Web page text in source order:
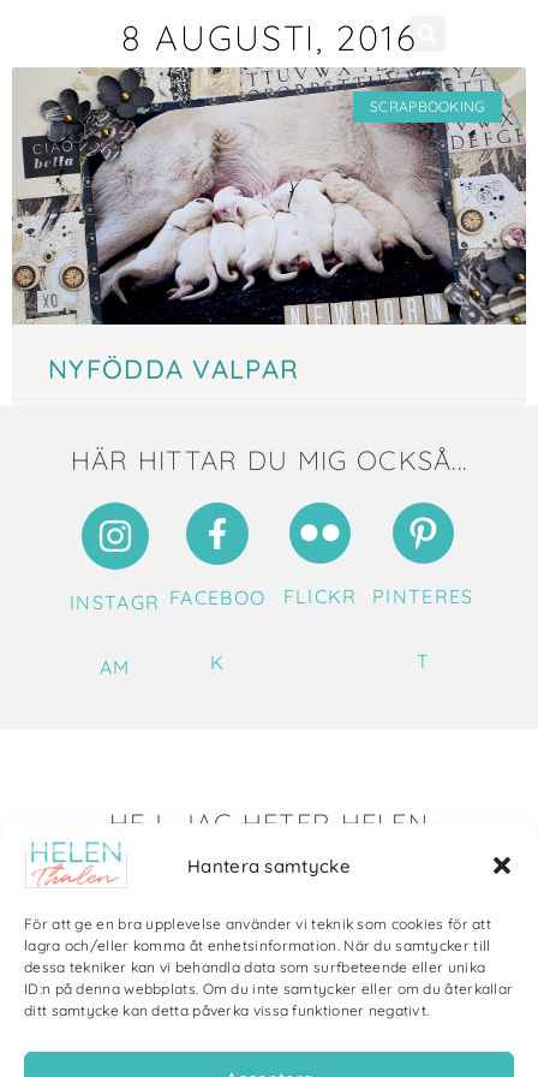
Hantera samtycke
För att ge en bra upplevelse använder vi teknik som cookies för att
lagra och/eller komma åt enhetsinformation. När du samtycker till
dessa tekniker kan vi behandla data som surfbeteende eller unika
ID:n på denna webbplats. Om du inte samtycker eller om du återkallar
ditt samtycke kan detta påverka vissa funktioner negativt.
8 AUGUSTI, 2016
SCRAPBOOKING
NYFÖDDA VALPAR
HÄR HITTAR DU MIG OCKSÅ...
INSTAGR
AM
FACEBOO
K
FLICKR PINTERES
T
HEJ, JAG HETER HELEN
Det är så roligt att du hittat till mig!
Här visar jag saker som jag skapat av olika slag. Just nu
blir det mycket fotografier och många bilder visar min
kärlek till naturen och min vackra hund. Men också lite
annat pyssel och kreativt som jag ägnar mig åt.
Bloggarkiv